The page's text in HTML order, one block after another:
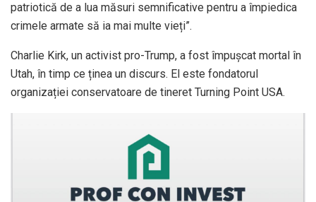
patriotică de a lua măsuri semnificative pentru a împiedica
crimele armate să ia mai multe vieți”.
Charlie Kirk, un activist pro-Trump, a fost împușcat mortal în
Utah, în timp ce ținea un discurs. El este fondatorul
organizației conservatoare de tineret Turning Point USA.